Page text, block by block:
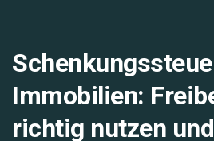
Immobilien:
richtig nutzen